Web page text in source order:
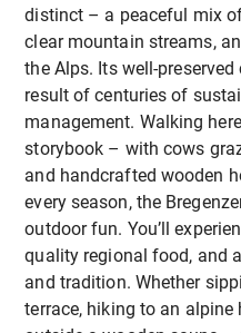
Erasmus+ Förderung
Der Kurs ist vollständig
Erasmus+, was ihn zu
und kosteneffizienten
Weiterbildung im
körperliche
Am Ende des Kurses
sowohl ihr
berufliches
persönlichen Ideen
und ausgestattet
Nachhaltigkeit
distinct – a peaceful mix
clear mountain streams,
the Alps. Its well-
result of centuries of
management. Walking
storybook – with cows
and handcrafted wooden
every season, the
outdoor fun. You’ll
quality regional food, and
and tradition. Whether
terrace, hiking to an